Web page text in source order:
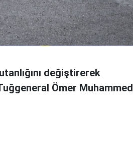
değiştirerek
Ömer Muhammed